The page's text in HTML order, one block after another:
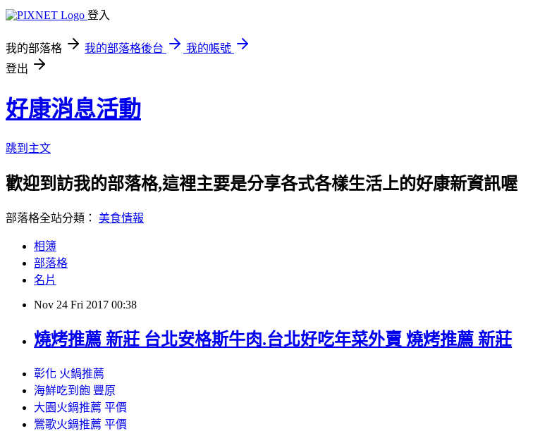
登入
我的部落格 我的部落格後台
我的帳號
登出
好康消息活動
跳到主文
歡迎到訪我的部落格,這裡主要是分享各式各樣生活上的好康新資訊喔
部落格全站分類： 美食情報
相簿
部落格
名片
Nov 24 Fri 2017 00:38
燒烤推薦 新莊 台北安格斯牛肉.台北好吃年菜外賣 燒烤推薦 新莊
彰化 火鍋推薦
海鮮吃到飽 豐原
大園火鍋推薦 平價
鶯歌火鍋推薦 平價